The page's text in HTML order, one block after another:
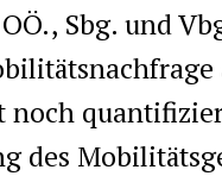
Sbg. und
noch
des